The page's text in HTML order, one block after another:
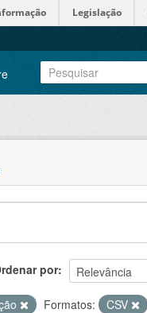
Legislação
por
Formatos:
CSV